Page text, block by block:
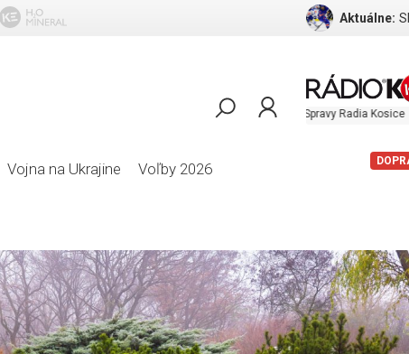
Aktuálne:
Vojna na Ukrajine
Voľby 2026
Spravy Radia Kosice